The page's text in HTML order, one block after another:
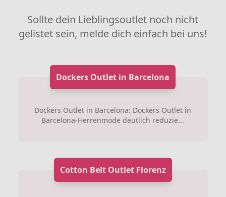
Sollte dein Lieblingsoutlet noch nicht
gelistet sein, melde dich einfach bei uns!
Dockers Outlet in Barcelona
Dockers Outlet in Barcelona: Dockers Outlet in
Barcelona-Herrenmode deutlich reduzie...
Cotton Belt Outlet Florenz